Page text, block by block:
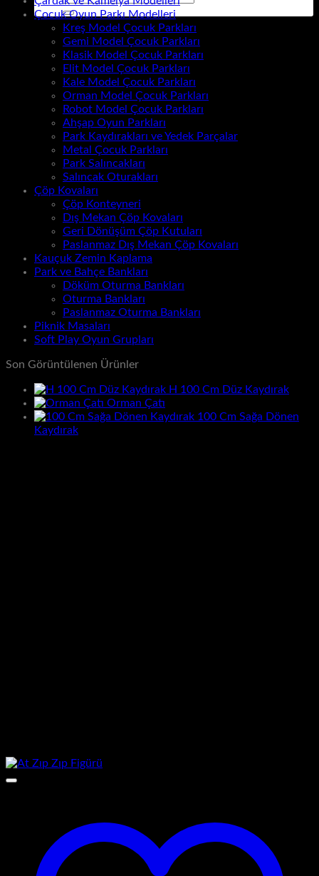
Çocuk Oyun Parkı Modelleri
Kreş Model Çocuk Parkları
Gemi Model Çocuk Parkları
Klasik Model Çocuk Parkları
Elit Model Çocuk Parkları
Kale Model Çocuk Parkları
Orman Model Çocuk Parkları
Robot Model Çocuk Parkları
Ahşap Oyun Parkları
Park Kaydırakları ve Yedek Parçalar
Metal Çocuk Parkları
Park Salıncakları
Salıncak Oturakları
Çöp Kovaları
Çöp Konteyneri
Dış Mekan Çöp Kovaları
Geri Dönüşüm Çöp Kutuları
Paslanmaz Dış Mekan Çöp Kovaları
Kauçuk Zemin Kaplama
Park ve Bahçe Bankları
Döküm Oturma Bankları
Oturma Bankları
Paslanmaz Oturma Bankları
Piknik Masaları
Soft Play Oyun Grupları
Son Görüntülenen Ürünler
H 100 Cm Düz Kaydırak
Orman Çatı
100 Cm Sağa Dönen
Kaydırak